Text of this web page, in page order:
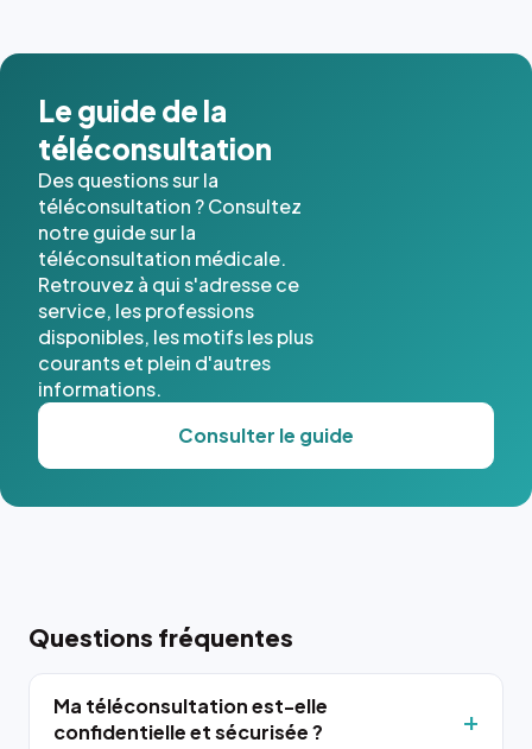
Le guide de la
téléconsultation
Des questions sur la
téléconsultation ? Consultez
notre guide sur la
téléconsultation médicale.
Retrouvez à qui s'adresse ce
service, les professions
disponibles, les motifs les plus
courants et plein d'autres
informations.
Consulter le guide
Questions fréquentes
Ma téléconsultation est-elle
confidentielle et sécurisée ?